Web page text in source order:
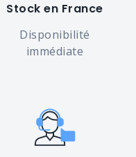
Stock en France
Disponibilité
immédiate